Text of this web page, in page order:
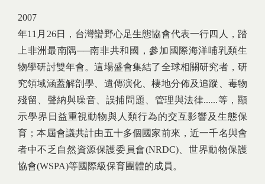
2007
年11月26日，台灣蠻野心足生態協會代表一行四人，踏
上非洲最南隅──南非共和國，參加國際海洋哺乳類生
物學研討雙年會。這場盛會集結了全球相關研究者，研
究領域涵蓋解剖學、遺傳演化、棲地分佈及追蹤、毒物
殘留、聲納與噪音、誤捕問題、管理與法律......等，顯
示學界日益重視動物與人類行為的交互影響及生態保
育；本屆會議共計由五十多個國家前來，近一千名與會
者中不乏自然資源保護委員會(NRDC)、世界動物保護
協會(WSPA)等國際級保育團體的成員。